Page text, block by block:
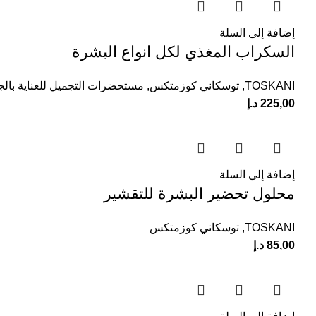
إضافة إلى السلة
السكراب المغذي لكل انواع البشرة
TOSKANI
, توسكاني كوزمتكس, مستحضرات التجميل للعناية
225,00 د.إ
إضافة إلى السلة
محلول تحضير البشرة للتقشير
TOSKANI
, توسكاني كوزمتكس
85,00 د.إ